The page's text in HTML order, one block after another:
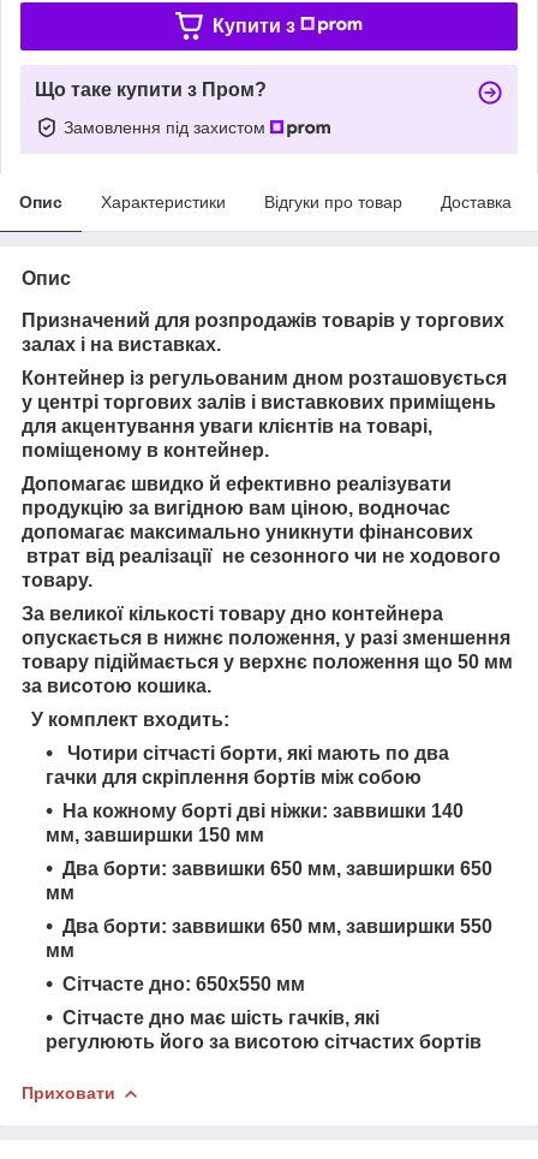
Купити з
Що таке купити з Пром?
Замовлення під захистом
Опис Характеристики Відгуки про товар Доставка
Опис
Призначений для розпродажів товарів у торгових
залах і на виставках.
Контейнер із регульованим дном розташовується
у центрі торгових залів і виставкових приміщень
для акцентування уваги клієнтів на товарі,
поміщеному в контейнер.
Допомагає швидко й ефективно реалізувати
продукцію за вигідною вам ціною, водночас
допомагає максимально уникнути фінансових
втрат від реалізації не сезонного чи не ходового
товару.
За великої кількості товару дно контейнера
опускається в нижнє положення, у разі зменшення
товару підіймається у верхнє положення що 50 мм
за висотою кошика.
У комплект входить:
Чотири сітчасті борти, які мають по два
гачки для скріплення бортів між собою
На кожному борті дві ніжки: заввишки 140
мм, завширшки 150 мм
Два борти: заввишки 650 мм, завширшки 650
мм
Два борти: заввишки 650 мм, завширшки 550
мм
Сітчасте дно: 650х550 мм
Сітчасте дно має шість гачків, які
регулюють його за висотою сітчастих бортів
Приховати